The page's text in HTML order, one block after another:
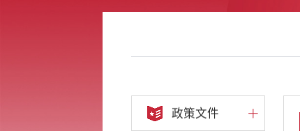
政策文件